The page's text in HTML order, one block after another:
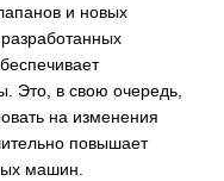
и новых
Это, в свою очередь,
на изменения
повышает
машин.